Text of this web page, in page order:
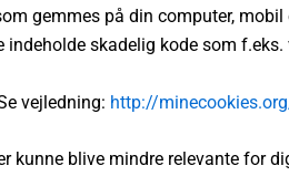
gemmes på din computer,
skadelig kode som f.eks.
vejledning: http://
kunne blive mindre relevante for